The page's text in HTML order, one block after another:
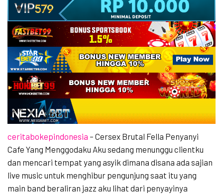
ceritabokepindonesia – Cersex Brutal Fella Penyanyi
Cafe Yang Menggodaku Aku sedang menunggu clientku
dan mencari tempat yang asyik dimana disana ada sajian
live music untuk menghibur pengunjung saat itu yang
main band beraliran jazz aku lihat dari penyayinya